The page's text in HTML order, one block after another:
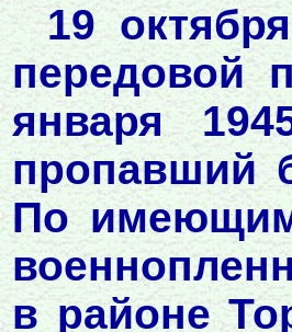
19
передовой
января
пропавший
По
в районе